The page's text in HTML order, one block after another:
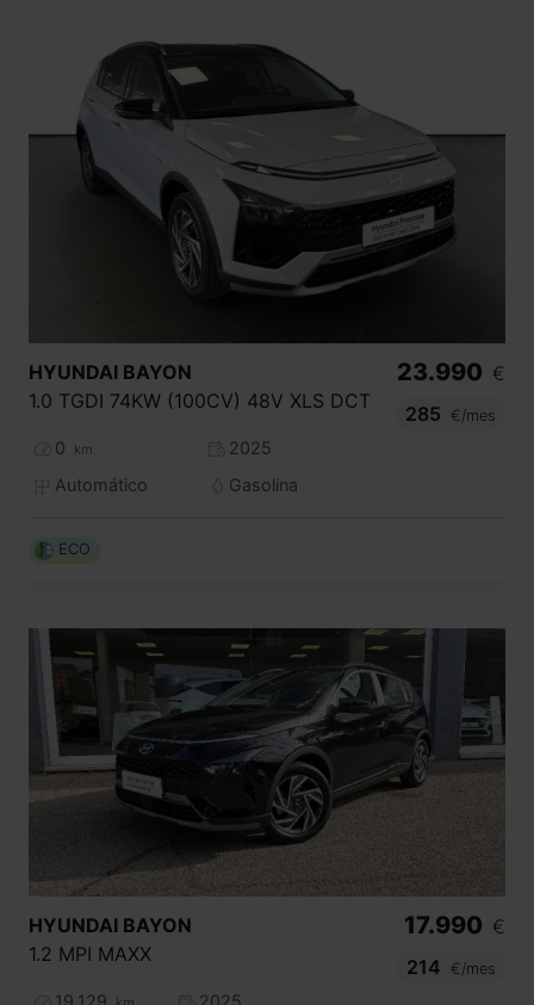
HYUNDAI BAYON
1.0 TGDI 74KW (100CV) 48V XLS DCT
0 km
2025
Automático
Gasolina
23.990 €
285
€/mes
ECO
HYUNDAI BAYON
1.2 MPI MAXX
19.129 2025
17.990 €
214
€/mes